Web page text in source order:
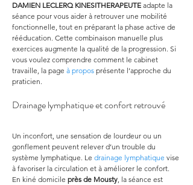
DAMIEN LECLERQ KINESITHERAPEUTE adapte la
séance pour vous aider à retrouver une mobilité
fonctionnelle, tout en préparant la phase active de
rééducation. Cette combinaison manuelle plus
exercices augmente la qualité de la progression. Si
vous voulez comprendre comment le cabinet
travaille, la page à propos présente l’approche du
praticien.
Drainage lymphatique et confort retrouvé
Un inconfort, une sensation de lourdeur ou un
gonflement peuvent relever d’un trouble du
système lymphatique. Le drainage lymphatique vise
à favoriser la circulation et à améliorer le confort.
En kiné domicile près de Mousty, la séance est